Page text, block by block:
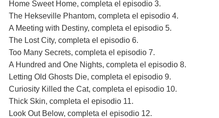
Home Sweet Home, completa el episodio 3.
The Hekseville Phantom, completa el episodio 4.
A Meeting with Destiny, completa el episodio 5.
The Lost City, completa el episodio 6.
Too Many Secrets, completa el episodio 7.
A Hundred and One Nights, completa el episodio 8.
Letting Old Ghosts Die, completa el episodio 9.
Curiosity Killed the Cat, completa el episodio 10.
Thick Skin, completa el episodio 11.
Look Out Below, completa el episodio 12.